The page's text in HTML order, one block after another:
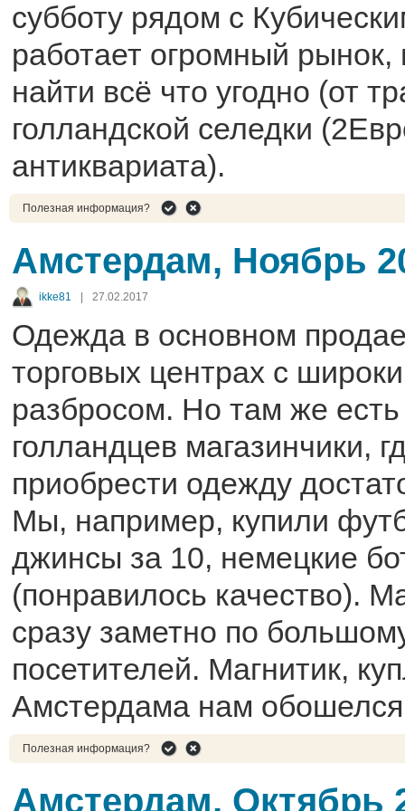
субботу рядом с
работает огромный
найти всё что угодно (от
голландской селедки
антиквариата).
Полезная информация?
Амстердам, Ноябрь
ikke81 27.02.2017
Одежда в основном
торговых центрах с
разбросом. Но там же
голландцев магазинчики,
приобрести одежду
Мы, например, купили
джинсы за 10, немецкие
(понравилось качество).
сразу заметно по
посетителей. Магнитик,
Амстердама нам
Полезная информация?
Амстердам, Октябрь